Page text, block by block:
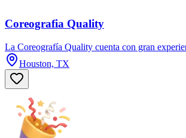
Coreografia Quality
La Coreografía Quality cuenta con gran
Houston, TX